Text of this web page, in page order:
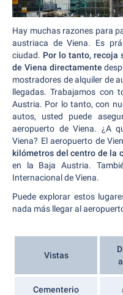
Hay muchas razones para
austriaca de Viena. Es
ciudad. Por lo tanto, recoja
de Viena directamente
mostradores de alquiler de
llegadas. Trabajamos con
Austria. Por lo tanto, con
autos, usted puede
aeropuerto de Viena. ¿A
Viena? El aeropuerto de
kilómetros del centro de la
en la Baja Austria.
Internacional de Viena.
Puede explorar estos
nada más llegar al
Vistas
Cementerio